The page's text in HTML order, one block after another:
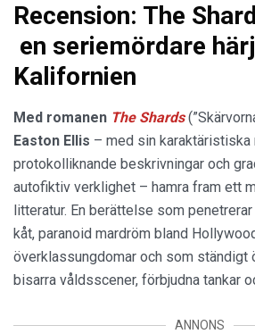
Recension: The
en seriemördare
Kalifornien
Med romanen The Shards
Easton Ellis – med sin karaktäristiska
protokolliknande beskrivningar och
autofiktiv verklighet – hamra fram ett
litteratur. En berättelse som penetrerar
kåt, paranoid mardröm bland
överklassungdomar och som ständigt
bisarra våldsscener, förbjudna tankar
ANNONS